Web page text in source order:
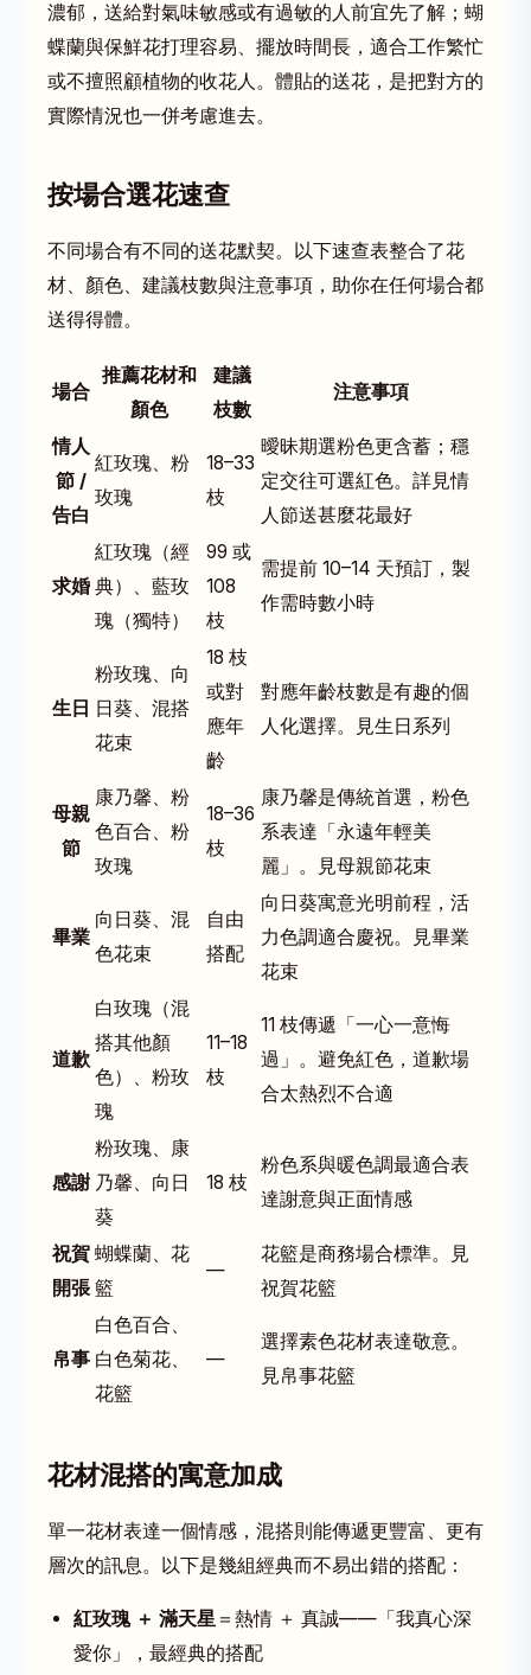
濃郁，送給對氣味敏感或有過敏的人前宜先了解；蝴
蝶蘭與保鮮花打理容易、擺放時間長，適合工作繁忙
或不擅照顧植物的收花人。體貼的送花，是把對方的
實際情況也一併考慮進去。
按場合選花速查
不同場合有不同的送花默契。以下速查表整合了花
材、顏色、建議枝數與注意事項，助你在任何場合都
送得得體。
場合
推薦花材和
顏色
建議
枝數
注意事項
情人
節 /
告白
紅玫瑰、粉
玫瑰
18–33
枝
曖昧期選粉色更含蓄；穩
定交往可選紅色。詳見情
人節送甚麼花最好
求婚
紅玫瑰（經
典）、藍玫
瑰（獨特）
99 或
108
枝
需提前 10–14 天預訂，製
作需時數小時
生日
粉玫瑰、向
日葵、混搭
花束
18 枝
或對
應年
齡
對應年齡枝數是有趣的個
人化選擇。見生日系列
母親
節
康乃馨、粉
色百合、粉
玫瑰
18–36
枝
康乃馨是傳統首選，粉色
系表達「永遠年輕美
麗」。見母親節花束
畢業
向日葵、混
色花束
自由
搭配
向日葵寓意光明前程，活
力色調適合慶祝。見畢業
花束
道歉
白玫瑰（混
搭其他顏
色）、粉玫
瑰
11–18
枝
11 枝傳遞「一心一意悔
過」。避免紅色，道歉場
合太熱烈不合適
感謝
粉玫瑰、康
乃馨、向日
葵
18 枝
粉色系與暖色調最適合表
達謝意與正面情感
祝賀
開張
蝴蝶蘭、花
籃
—
花籃是商務場合標準。見
祝賀花籃
帛事
白色百合、
白色菊花、
花籃
—
選擇素色花材表達敬意。
見帛事花籃
花材混搭的寓意加成
單一花材表達一個情感，混搭則能傳遞更豐富、更有
層次的訊息。以下是幾組經典而不易出錯的搭配：
紅玫瑰 ＋ 滿天星 ＝熱情 ＋ 真誠——「我真心深
愛你」，最經典的搭配